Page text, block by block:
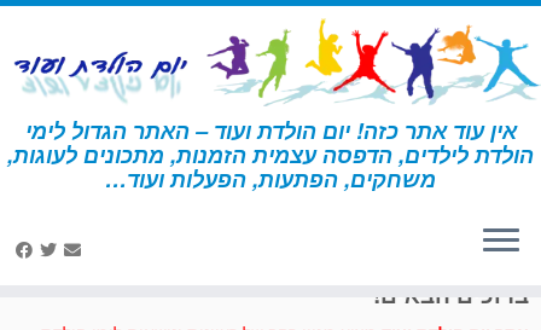
דלג
לתוכן
אין עוד אתר כזה! יום הולדת ועוד – האתר הגדול לימי
הולדת לילדים, הדפסה עצמית הזמנות, מתכונים לעוגות,
משחקים, הפתעות, הפעלות ועוד… דף הבית » כדורי קורנפלקס
ברוכים הבאים!